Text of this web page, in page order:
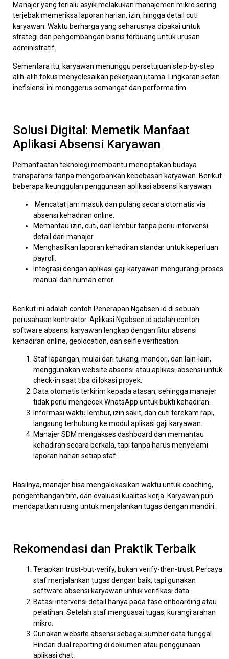
Manajer yang terlalu asyik melakukan manajemen mikro sering
terjebak memeriksa laporan harian, izin, hingga detail cuti
karyawan. Waktu berharga yang seharusnya dipakai untuk
strategi dan pengembangan bisnis terbuang untuk urusan
administratif.
Sementara itu, karyawan menunggu persetujuan step-by-step
alih-alih fokus menyelesaikan pekerjaan utama. Lingkaran setan
inefisiensi ini menggerus semangat dan performa tim.
Solusi Digital: Memetik Manfaat
Aplikasi Absensi Karyawan
Pemanfaatan teknologi membantu menciptakan budaya
transparansi tanpa mengorbankan kebebasan karyawan. Berikut
beberapa keunggulan penggunaan aplikasi absensi karyawan:
Mencatat jam masuk dan pulang secara otomatis via
absensi kehadiran online.
Memantau izin, cuti, dan lembur tanpa perlu intervensi
detail dari manajer.
Menghasilkan laporan kehadiran standar untuk keperluan
payroll.
Integrasi dengan aplikasi gaji karyawan mengurangi proses
manual dan human error.
Berikut ini adalah contoh Penerapan Ngabsen.id di sebuah
perusahaan kontraktor. Aplikasi Ngabsen.id adalah contoh
software absensi karyawan lengkap dengan fitur absensi
kehadiran online, geolocation, dan selfie verification.
Staf lapangan, mulai dari tukang, mandor,, dan lain-lain,
menggunakan website absensi atau aplikasi absensi untuk
check-in saat tiba di lokasi proyek.
Data otomatis terkirim kepada atasan, sehingga manajer
tidak perlu mengecek WhatsApp untuk bukti kehadiran.
Informasi waktu lembur, izin sakit, dan cuti terekam rapi,
langsung terhubung ke modul aplikasi gaji karyawan.
Manajer SDM mengakses dashboard dan memantau
kehadiran secara berkala, tapi tanpa harus menyelami
laporan harian setiap staf.
Hasilnya, manajer bisa mengalokasikan waktu untuk coaching,
pengembangan tim, dan evaluasi kualitas kerja. Karyawan pun
mendapatkan ruang untuk menjalankan tugas dengan mandiri.
Rekomendasi dan Praktik Terbaik
Terapkan trust-but-verify, bukan verify-then-trust. Percaya
staf menjalankan tugas dengan baik, tapi gunakan
software absensi karyawan untuk verifikasi data.
Batasi intervensi detail hanya pada fase onboarding atau
pelatihan. Setelah staf menguasai tugas, kurangi arahan
mikro.
Gunakan website absensi sebagai sumber data tunggal.
Hindari dual reporting di dokumen atau penggunaan
aplikasi chat.